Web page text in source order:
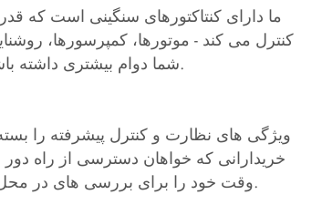
کنترل می کند - موتورها، کمپرسورها،
شما دوام بیشتری داشته باشند. برای خریدارانی که ساختمان‌های تجاری یا کارخانه‌های صنعتی بزرگ را تجهیز می‌کنند، این همان نوع اطمینانی است که شما نیاز دارید.
ویژگی های نظارت و کنترل پیشرفته را
خریدارانی که خواهان دسترسی از راه دور
وقت خود را برای بررسی های در محل تلف نکنید. برای خریداران انبوهی که به دنبال راه‌اندازی‌های خود در آینده با تجهیزات کم دردسر و هوشمند هستند، این کار بی‌معنی است.